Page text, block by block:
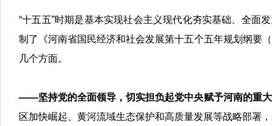
“十五五”时期是基本实现社会主义现代化夯实基础、全面
制了《河南省国民经济和社会发展第十五个五年规划纲要
几个方面。
——坚持党的全面领导，切实担负起党中央赋予河南的重
区加快崛起、黄河流域生态保护和高质量发展等战略部署